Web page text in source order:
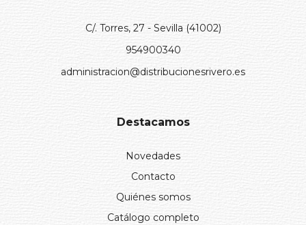
C/. Torres, 27 - Sevilla (41002)
954900340
administracion@distribucionesrivero.es
Destacamos
Novedades
Contacto
Quiénes somos
Catálogo completo